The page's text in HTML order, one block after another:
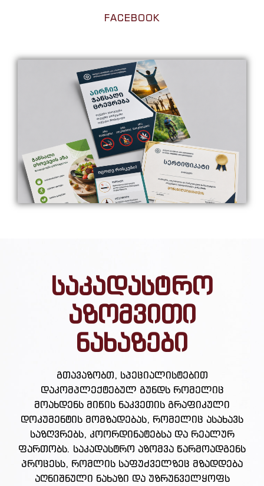
FACEBOOK
საკადასტრო
აზომვითი
ნახაზები
გთავაზობთ, სპეციალისტებით
დაკომპლექტებულ გუნდს რომელიც
მოახდენს მიწის ნაკვეთის გრაფიკული
დოკუმენტის მომზადებას, რომელიც ასახავს
საზღვრებს, კოორდინატებსა და რეალურ
ფართობს. საკადასტრო აზომვა წარმოადგენს
პროცესს, რომლის საფუძველზეც მზადდება
აღნიშნული ნახაზი და უზრუნველყოფს